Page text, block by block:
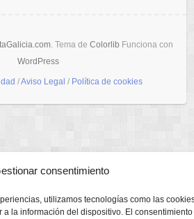
consentimiento
utilizamos tecnologías como las
a la información del dispositivo. El
. Tema de Colorlib Funciona con
WordPress
/Aviso Legal / Política de cookies